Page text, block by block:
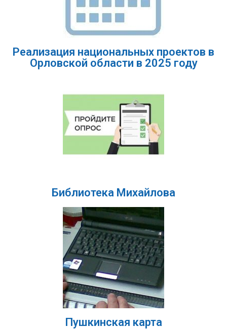
Реализация национальных проектов в
Орловской области в 2025 году
Библиотека Михайлова
Пушкинская карта